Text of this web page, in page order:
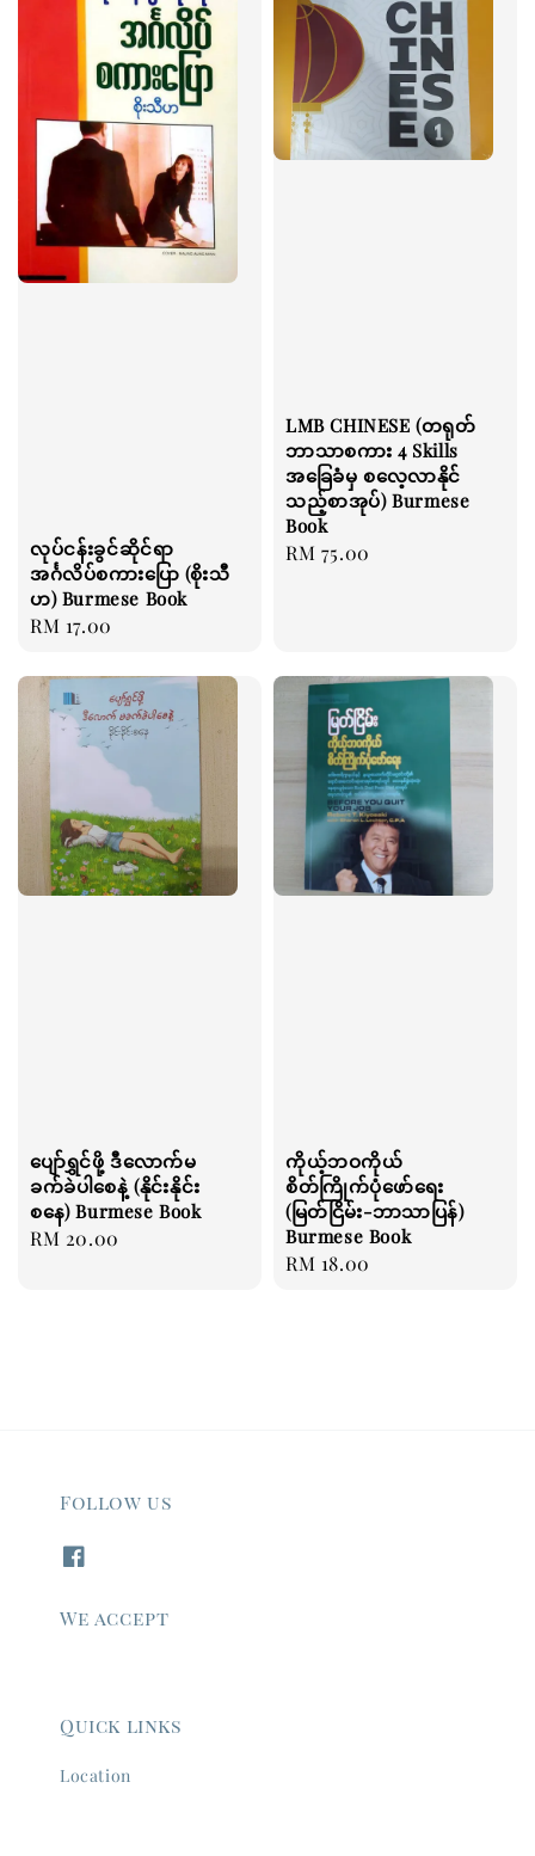
လုပ်ငန်းခွင်ဆိုင်ရာ
အင်္ဂလိပ်စကားပြော (စိုးသီ
ဟ) Burmese Book
Regular
RM 17.00
LMB CHINESE (တရုတ်
ဘာသာစကား 4 Skills
အခြေခံမှ စလေ့လာနိုင်
သည့်စာအုပ်) Burmese
Book
Regular
RM 75.00
ပျော်ရွှင်ဖို့ ဒီလောက်မ
ခက်ခဲပါစေနဲ့ (နိုင်းနိုင်း
စနေ) Burmese Book
Regular
RM 20.00
ကိုယ့်ဘဝကိုယ်
စိတ်ကြိုက်ပုံဖော်ရေး
(မြတ်ငြိမ်း-ဘာသာပြန်)
Burmese Book
Regular
RM 18.00
Follow us
We accept
Quick links
Location